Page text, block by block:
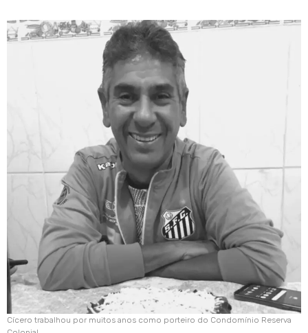
Cícero trabalhou por muitos anos como porteiro do Condomínio Reserva